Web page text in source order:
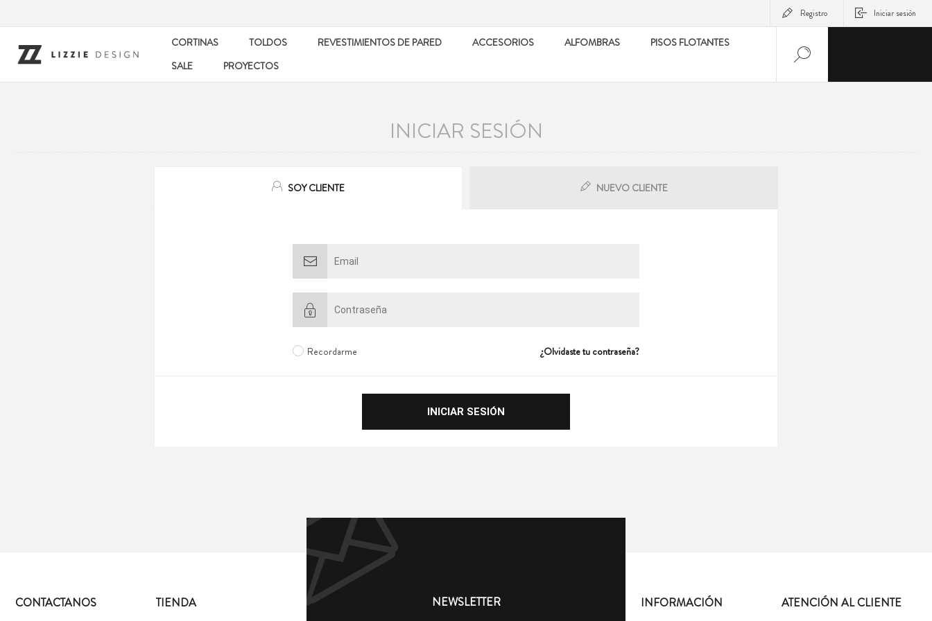
Registro Iniciar sesión
CORTINAS TOLDOS REVESTIMIENTOS DE PARED ACCESORIOS ALFOMBRAS
PISOS FLOTANTES
SALE
PROYECTOS
INICIAR SESIÓN
SOY CLIENTE NUEVO CLIENTE
Recordarme ¿Olvidaste tu contraseña?
NEWSLETTER
CONTACTANOS TIENDA INFORMACIÓN ATENCIÓN AL CLIENTE